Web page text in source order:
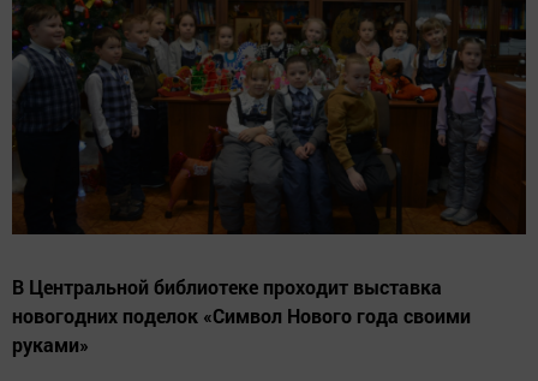
В Центральной библиотеке проходит выставка
новогодних поделок «Символ Нового года своими
руками»